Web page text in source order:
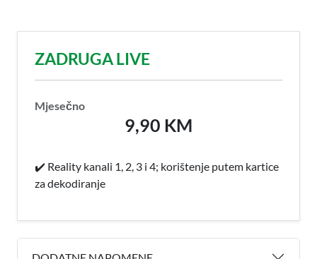
ZADRUGA LIVE
Mjesečno
9,90 KM
✔️ Reality kanali 1, 2, 3 i 4; korištenje putem kartice
za dekodiranje